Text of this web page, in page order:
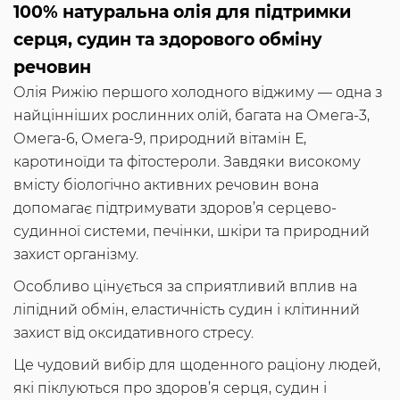
100% натуральна олія для підтримки
серця, судин та здорового обміну
речовин
Олія Рижію першого холодного віджиму — одна з
найцінніших рослинних олій, багата на Омега-3,
Омега-6, Омега-9, природний вітамін Е,
каротиноїди та фітостероли. Завдяки високому
вмісту біологічно активних речовин вона
допомагає підтримувати здоров’я серцево-
судинної системи, печінки, шкіри та природний
захист організму.
Особливо цінується за сприятливий вплив на
ліпідний обмін, еластичність судин і клітинний
захист від оксидативного стресу.
Це чудовий вибір для щоденного раціону людей,
які піклуються про здоров’я серця, судин і